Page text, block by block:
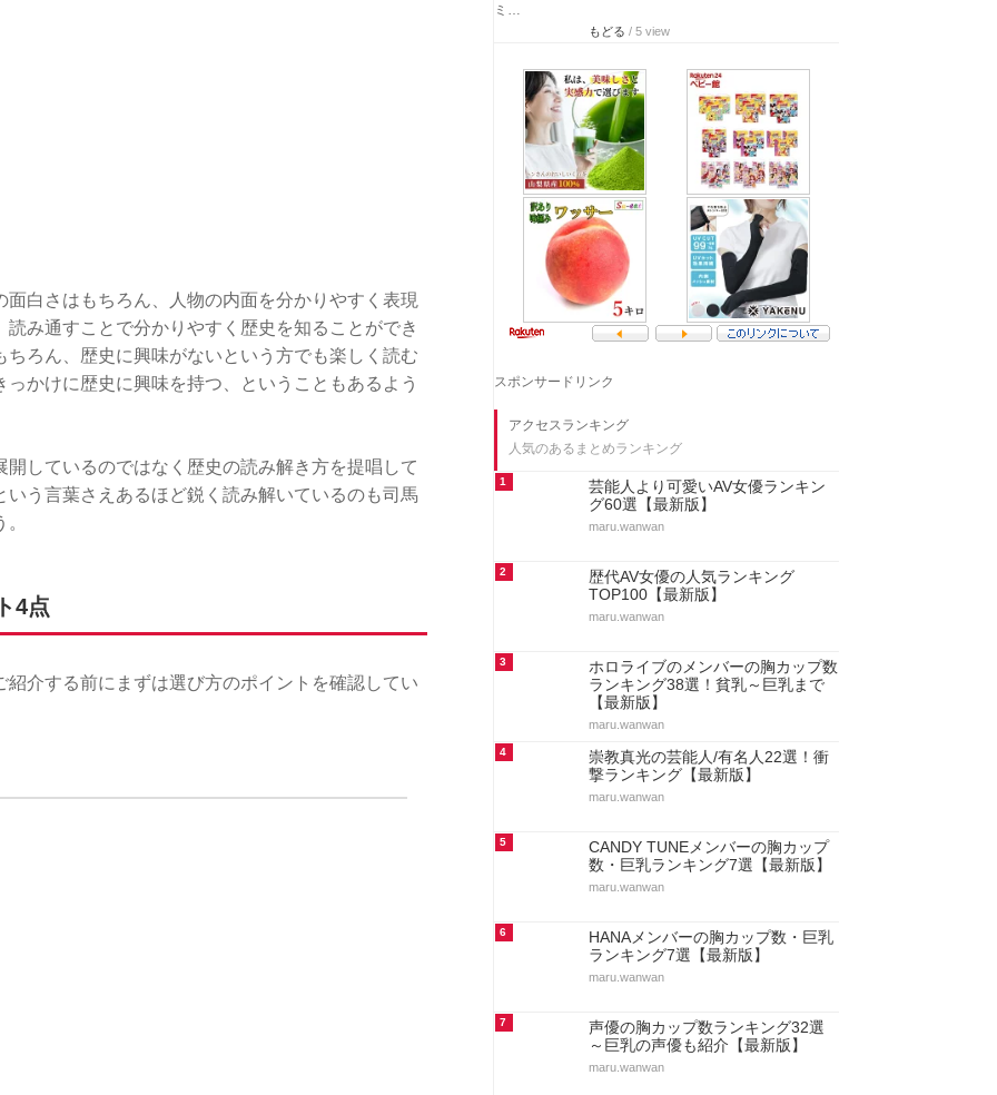
白さはもちろん、人物の内面を分かりやすく表現
み通すことで分かりやすく歴史を知ることができ
ろん、歴史に興味がないという方でも楽しく読む
かけに歴史に興味を持つ、ということもあるよう
しているのではなく歴史の読み解き方を提唱して
う言葉さえあるほど鋭く読み解いているのも司馬
4点
介する前にまずは選び方のポイントを確認してい
ミ…
もどる / 5 view
スポンサードリンク
アクセスランキング
人気のあるまとめランキング
1
芸能人より可愛いAV女優ランキン
グ60選【最新版】
maru.wanwan
2
歴代AV女優の人気ランキング
TOP100【最新版】
maru.wanwan
3
ホロライブのメンバーの胸カップ数
ランキング38選！貧乳～巨乳まで
【最新版】
maru.wanwan
4
崇教真光の芸能人/有名人22選！衝
撃ランキング【最新版】
maru.wanwan
5
CANDY TUNEメンバーの胸カップ
数・巨乳ランキング7選【最新版】
maru.wanwan
6
HANAメンバーの胸カップ数・巨乳
ランキング7選【最新版】
maru.wanwan
7
声優の胸カップ数ランキング32選
～巨乳の声優も紹介【最新版】
maru.wanwan